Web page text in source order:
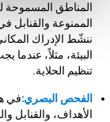
المناطق المسموحة
الممنوعة والقنابل
ننشّط الإدراك
البيئة، مثلاً،
تنظيم الحلاية.
الفحص البصري:في
الأهداف، والقنابل